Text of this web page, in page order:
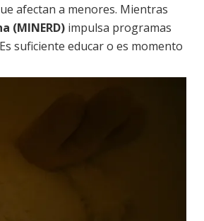
afectan a menores. Mientras
(MINERD) impulsa programas
suficiente educar o es momento